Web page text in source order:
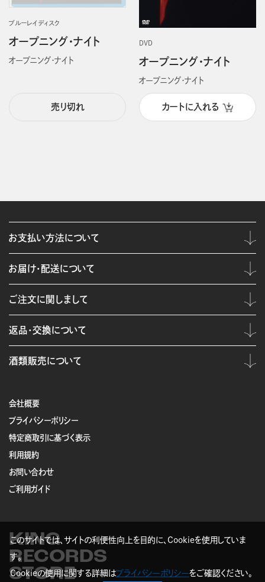
ブルーレイディスク
オープニング・ナイト
オープニング・ナイト
売り切れ
DVD
オープニング・ナイト
オープニング・ナイト
カートに入れる
会社概要
プライバシーポリシー
特定商取引に基づく表示
利用規約
お問い合わせ
ご利用ガイド
KING
RECORDS
STORE
お支払い方法について
お届け・配送について
ご注文に関しまして
返品・交換について
酒類販売について
このサイトでは、サイトの利便性向上を目的に、Cookieを使用していま
す。
Cookieの使用に関する詳細はプライバシーポリシーをご確認ください。